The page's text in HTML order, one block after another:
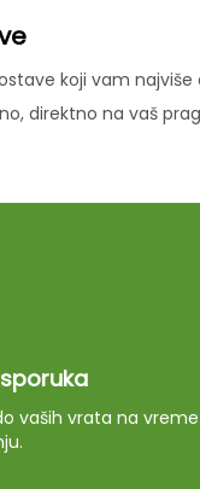
koji vam najviše
direktno na vaš
vaših vrata na vreme